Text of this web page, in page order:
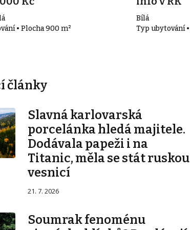
• Plocha 900 m²
Bílá
Typ ubytování
články
Slavná karlovarská
porcelánka hledá majitele.
Dodávala papeži i na
Titanic, měla se stát ruskou
vesnicí
21. 7. 2026
Soumrak fenoménu